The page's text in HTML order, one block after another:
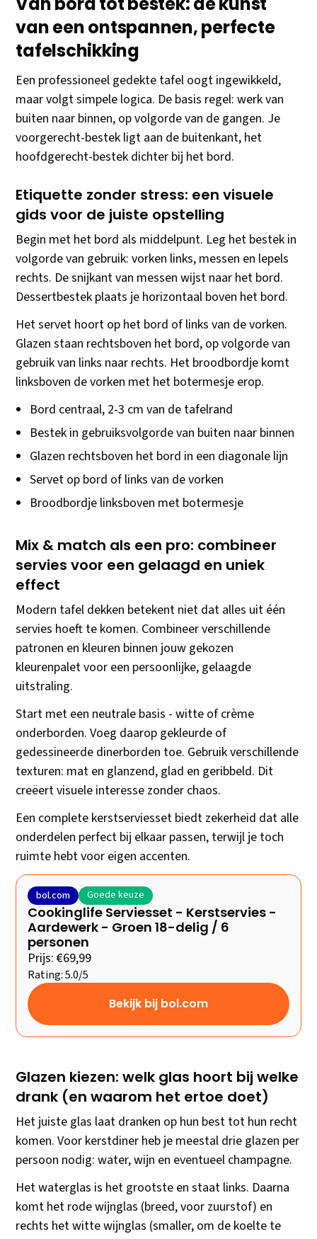
van een ontspannen, perfecte
tafelschikking
Een professioneel gedekte tafel oogt ingewikkeld,
maar volgt simpele logica. De basis regel: werk van
buiten naar binnen, op volgorde van de gangen. Je
voorgerecht-bestek ligt aan de buitenkant, het
hoofdgerecht-bestek dichter bij het bord.
Etiquette zonder stress: een visuele
gids voor de juiste opstelling
Begin met het bord als middelpunt. Leg het bestek in
volgorde van gebruik: vorken links, messen en lepels
rechts. De snijkant van messen wijst naar het bord.
Dessertbestek plaats je horizontaal boven het bord.
Het servet hoort op het bord of links van de vorken.
Glazen staan rechtsboven het bord, op volgorde van
gebruik van links naar rechts. Het broodbordje komt
linksboven de vorken met het botermesje erop.
Bord centraal, 2-3 cm van de tafelrand
Bestek in gebruiksvolgorde van buiten naar binnen
Glazen rechtsboven het bord in een diagonale lijn
Servet op bord of links van de vorken
Broodbordje linksboven met botermesje
Mix & match als een pro: combineer
servies voor een gelaagd en uniek
effect
Modern tafel dekken betekent niet dat alles uit één
servies hoeft te komen. Combineer verschillende
patronen en kleuren binnen jouw gekozen
kleurenpalet voor een persoonlijke, gelaagde
uitstraling.
Start met een neutrale basis - witte of crème
onderborden. Voeg daarop gekleurde of
gedessineerde dinerborden toe. Gebruik verschillende
texturen: mat en glanzend, glad en geribbeld. Dit
creëert visuele interesse zonder chaos.
Een complete kerstserviesset biedt zekerheid dat alle
onderdelen perfect bij elkaar passen, terwijl je toch
ruimte hebt voor eigen accenten.
bol.com Goede keuze
Cookinglife Serviesset - Kerstservies -
Aardewerk - Groen 18-delig / 6
personen
Prijs: €69,99
Rating: 5.0/5
Bekijk bij bol.com
Glazen kiezen: welk glas hoort bij welke
drank (en waarom het ertoe doet)
Het juiste glas laat dranken op hun best tot hun recht
komen. Voor kerstdiner heb je meestal drie glazen per
persoon nodig: water, wijn en eventueel champagne.
Het waterglas is het grootste en staat links. Daarna
komt het rode wijnglas (breed, voor zuurstof) en
rechts het witte wijnglas (smaller, om de koelte te